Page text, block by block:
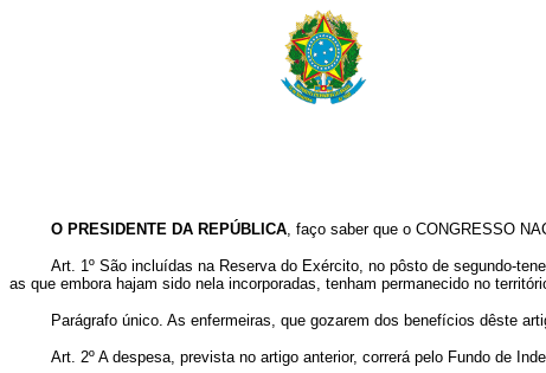
O PRESIDENTE DA REPÚBLICA, faço saber que o CONGRESSO
Art. 1º São incluídas na Reserva do Exército, no pôsto de segundo-
as que embora hajam sido nela incorporadas, tenham permanecido no
Parágrafo único. As enfermeiras, que gozarem dos benefícios dêste
Art. 2º A despesa, prevista no artigo anterior, correrá pelo Fundo de